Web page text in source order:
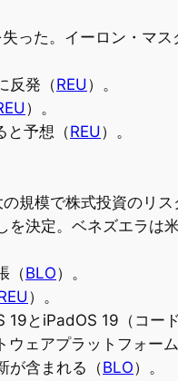
った。イーロン・マ
反発（REU）。
）。
と予想（REU）。
規模で株式投資のリス
決定。ベネズエラは
（BLO）。
）。
とiPadOS 19（コー
ェアプラットフォー
が含まれる（BLO）。